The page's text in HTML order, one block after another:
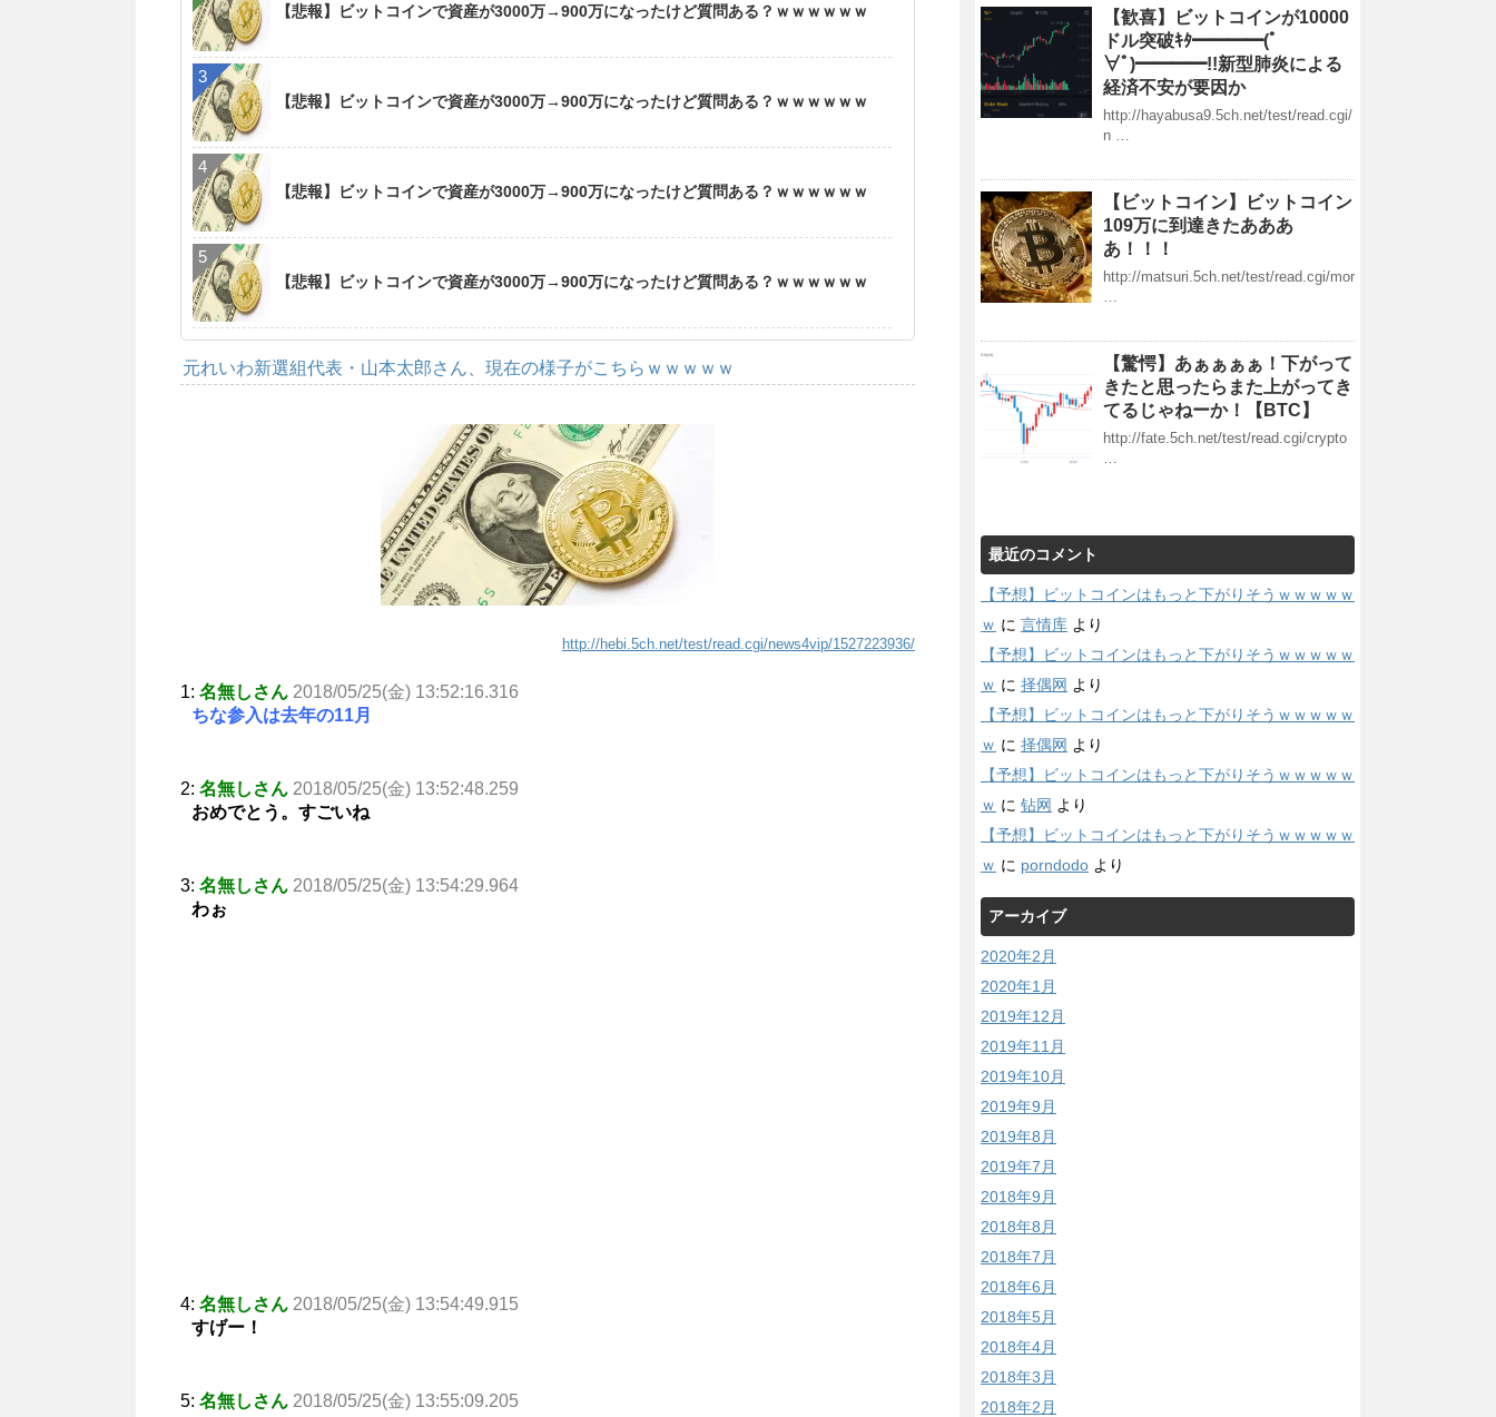
【悲報】ビットコインで資産が3000万→900万になったけど質問ある？ｗｗｗｗｗｗ
【悲報】ビットコインで資産が3000万→900万になったけど質問ある？ｗｗｗｗｗｗ
【悲報】ビットコインで資産が3000万→900万になったけど質問ある？ｗｗｗｗｗｗ
【悲報】ビットコインで資産が3000万→900万になったけど質問ある？ｗｗｗｗｗｗ
元れいわ新選組代表・山本太郎さん、現在の様子がこちらｗｗｗｗｗ
http://hebi.5ch.net/test/read.cgi/news4vip/1527223936/
1: 名無しさん 2018/05/25(金) 13:52:16.316
ちな参入は去年の11月
2: 名無しさん 2018/05/25(金) 13:52:48.259
おめでとう。すごいね
3: 名無しさん 2018/05/25(金) 13:54:29.964
わぉ
4: 名無しさん 2018/05/25(金) 13:54:49.915
すげー！
5: 名無しさん 2018/05/25(金) 13:55:09.205
【歓喜】ビットコインが10000
ドル突破ｷﾀ━━━━(ﾟ
∀ﾟ)━━━━!!新型肺炎による
経済不安が要因か
http://hayabusa9.5ch.net/test/read.cgi/
n …
【ビットコイン】ビットコイン
109万に到達きたあああ
あ！！！
http://matsuri.5ch.net/test/read.cgi/mor
…
【驚愕】あぁぁぁぁ！下がって
きたと思ったらまた上がってき
てるじゃねーか！【BTC】
http://fate.5ch.net/test/read.cgi/crypto
…
最近のコメント
【予想】ビットコインはもっと下がりそうｗｗｗｗｗ
ｗ に 言情库 より
【予想】ビットコインはもっと下がりそうｗｗｗｗｗ
ｗ に 择偶网 より
【予想】ビットコインはもっと下がりそうｗｗｗｗｗ
ｗ に 择偶网 より
【予想】ビットコインはもっと下がりそうｗｗｗｗｗ
ｗ に 钻网 より
【予想】ビットコインはもっと下がりそうｗｗｗｗｗ
ｗ に porndodo より
アーカイブ
2020年2月
2020年1月
2019年12月
2019年11月
2019年10月
2019年9月
2019年8月
2019年7月
2018年9月
2018年8月
2018年7月
2018年6月
2018年5月
2018年4月
2018年3月
2018年2月